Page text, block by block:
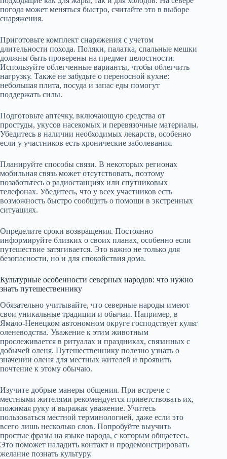
погода может меняться быстро, считайте это в выборе
снаряжения.
Приготовьте комплект снаряжения с учетом
длительности похода. Поляки, палатка, спальные мешки
должны быть проверены на предмет целостности.
Используйте облегченные варианты, чтобы облегчить
нагрузку. Также не забудьте о переносной кухне:
небольшая плита, посуда и запас еды помогут
поддержать силы.
Подготовьте аптечку, включающую средства от
простуды, укусов насекомых и перевязочные материалы.
Убедитесь в наличии необходимых лекарств, особенно
если у участников есть хронические заболевания.
Планируйте способы связи. В некоторых регионах
мобильная связь может отсутствовать, поэтому
позаботьтесь о радиостанциях или спутниковых
телефонах. Убедитесь, что у всех участников есть
возможность быстро сообщить о помощи в экстренных
ситуациях.
Определите сроки возвращения. Постоянно
информируйте близких о своих планах, особенно если
путешествие затягивается. Это важно не только для
безопасности, но и для спокойствия дома.
Культурные особенности северных народов: что нужно
знать путешественнику
Обязательно учитывайте, что северные народы имеют
свои уникальные традиции и обычаи. Например, в
Ямало-Ненецком автономном округе господствует культ
оленеводства. Уважение к этим животным
прослеживается в ритуалах и праздниках, связанных с
добычей оленя. Путешественнику полезно узнать о
значении оленя для местных жителей и проявить
почтение к этому обычаю.
Изучите добрые манеры общения. При встрече с
местными жителями рекомендуется приветствовать их,
пожимая руку и выражая уважение. Учитесь
пользоваться местной терминологией, даже если это
всего лишь несколько слов. Попробуйте выучить
простые фразы на языке народа, с которым общаетесь.
Это поможет наладить контакт и продемонстрировать
желание познать культуру.